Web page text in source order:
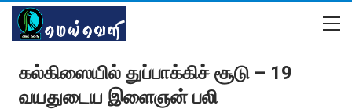
கல்கிஸையில் துப்பாக்கிச் சூடு – 19
வயதுடைய இளைஞன் பலி